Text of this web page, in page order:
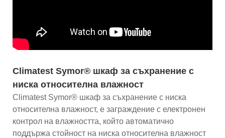
Climatest Symor® шкаф за съхранение с
ниска относителна влажност
Climatest Symor® шкаф за съхранение с ниска
относителна влажност, е заграждение с електронен
контрол на влажността, който автоматично
поддържа стойност на ниска относителна влажност